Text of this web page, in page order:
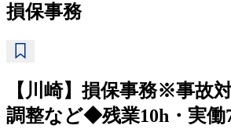
損保事務
【川崎】損保事務※事故
調整など◆残業10h・実働